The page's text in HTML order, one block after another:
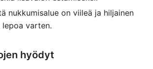
nukkumisalue on viileä ja hiljainen
varten.
hyödyt